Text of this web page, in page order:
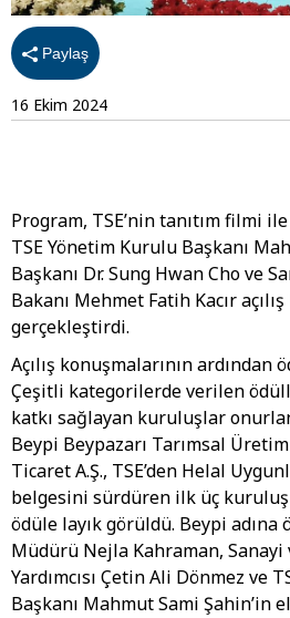
Paylaş
16 Ekim 2024
Program, TSE’nin tanıtım filmi
TSE Yönetim Kurulu Başkanı
Başkanı Dr. Sung Hwan Cho ve
Bakanı Mehmet Fatih Kacır
gerçekleştirdi.
Açılış konuşmalarının ardından
Çeşitli kategorilerde verilen
katkı sağlayan kuruluşlar
Beypi Beypazarı Tarımsal
Ticaret A.Ş., TSE’den Helal
belgesini sürdüren ilk üç
ödüle layık görüldü. Beypi adına
Müdürü Nejla Kahraman,
Yardımcısı Çetin Ali Dönmez ve
Başkanı Mahmut Sami Şahin’in